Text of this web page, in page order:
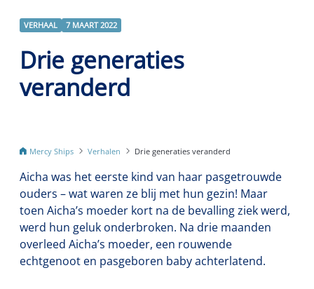
VERHAAL 7 MAART 2022
Drie generaties
veranderd
Mercy Ships Verhalen Drie generaties veranderd
Aicha was het eerste kind van haar pasgetrouwde
ouders – wat waren ze blij met hun gezin! Maar
toen Aicha’s moeder kort na de bevalling ziek werd,
werd hun geluk onderbroken. Na drie maanden
overleed Aicha’s moeder, een rouwende
echtgenoot en pasgeboren baby achterlatend.